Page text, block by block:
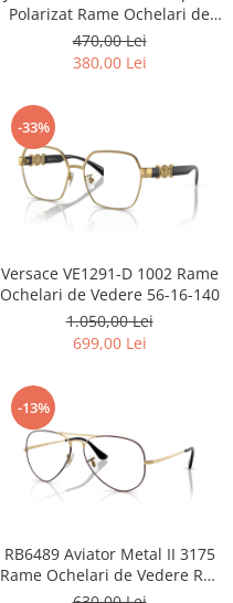
Polarizat Rame Ochelari de
Vedere Jean Louis Bertier
470,00 Lei
380,00 Lei
-33%
Versace VE1291-D 1002 Rame
Ochelari de Vedere 56-16-140
1.050,00 Lei
699,00 Lei
-13%
RB6489 Aviator Metal II 3175
Rame Ochelari de Vedere Ray
Ban 58-14-140